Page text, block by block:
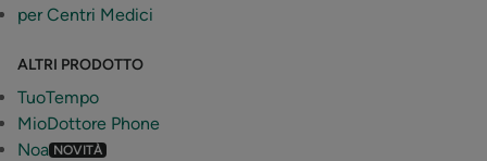
per Centri Medici
ALTRI PRODOTTO
TuoTempo
MioDottore Phone
Noa NOVITÀ